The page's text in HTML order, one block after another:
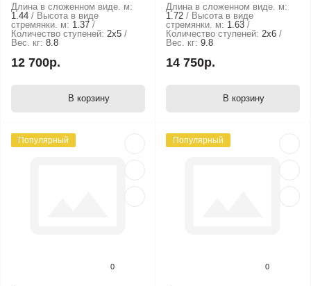
Длина в сложенном виде. м:
1.44
Высота в виде
стремянки. м: 1.37
Количество ступеней: 2х5
Вес. кг: 8.8
12 700р.
В корзину
Длина в сложенном виде. м:
1.72
Высота в виде
стремянки. м: 1.63
Количество ступеней: 2х6
Вес. кг: 9.8
14 750р.
В корзину
Популярный
0
Популярный
0